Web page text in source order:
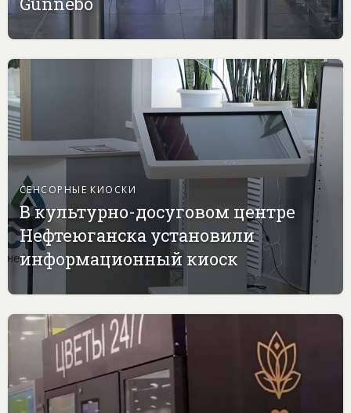
СЕНСОРНЫЕ КИОСКИ
В культурно-досуговом центре
Нефтеюганска установили
информационный киоск